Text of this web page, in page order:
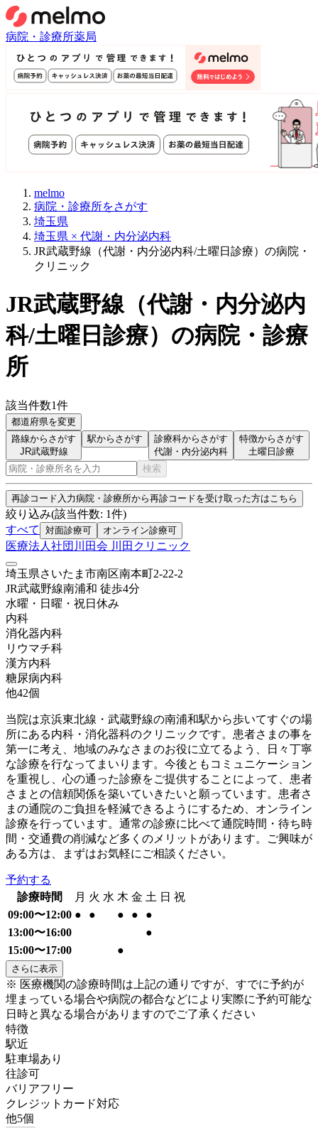
病院・診療所薬局
melmo
病院・診療所をさがす
埼玉県
埼玉県 × 代謝・内分泌内科
JR武蔵野線（代謝・内分泌内科/土曜日診療）の病院・
クリニック
JR武蔵野線（代謝・内分泌内
科/土曜日診療） の病院・診療
所
該当件数1件
都道府県を変更
路線からさがす
JR武蔵野線
駅からさがす
診療科からさがす
代謝・内分泌内科
特徴からさがす
土曜日診療
検索
再診コード入力病院・診療所から再診コードを受け取った方はこちら
絞り込み(該当件数: 1件)
すべて
対面診療可 オンライン診療可
医療法人社団川田会 川田クリニック
埼玉県さいたま市南区南本町2-22-2
JR武蔵野線南浦和 徒歩4分
水曜・日曜・祝日 休み
内科
消化器内科
リウマチ科
漢方内科
糖尿病内科
他42個
当院は京浜東北線・武蔵野線の南浦和駅から歩いてすぐの場
所にある内科・消化器科のクリニックです。患者さまの事を
第一に考え、地域のみなさまのお役に立てるよう、日々丁寧
な診療を行なってまいります。今後ともコミュニケーション
を重視し、心の通った診療をご提供することによって、患者
さまとの信頼関係を築いていきたいと願っています。患者さ
まの通院のご負担を軽減できるようにするため、オンライン
診療を行っています。通常の診療に比べて通院時間・待ち時
間・交通費の削減など多くのメリットがあります。ご興味が
ある方は、まずはお気軽にご相談ください。
予約する
診療時間
月 火 水 木 金 土 日 祝
09:00〜12:00 ● ● ● ●
●
13:00〜16:00
●
15:00〜17:00
●
さらに表示
※ 医療機関の診療時間は上記の通りですが、すでに予約が
埋まっている場合や病院の都合などにより実際に予約可能な
日時と異なる場合がありますのでご了承ください
特徴
駅近
駐車場あり
往診可
バリアフリー
クレジットカード対応
他5個